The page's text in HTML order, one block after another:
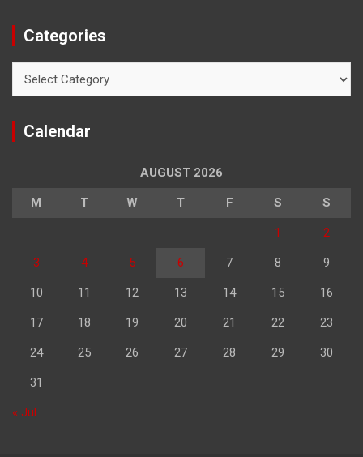
Categories
Calendar
AUGUST 2026
M T W T F S S
1 2
3 4 5 6 7 8 9
10 11 12 13 14 15 16
17 18 19 20 21 22 23
24 25 26 27 28 29 30
31
« Jul